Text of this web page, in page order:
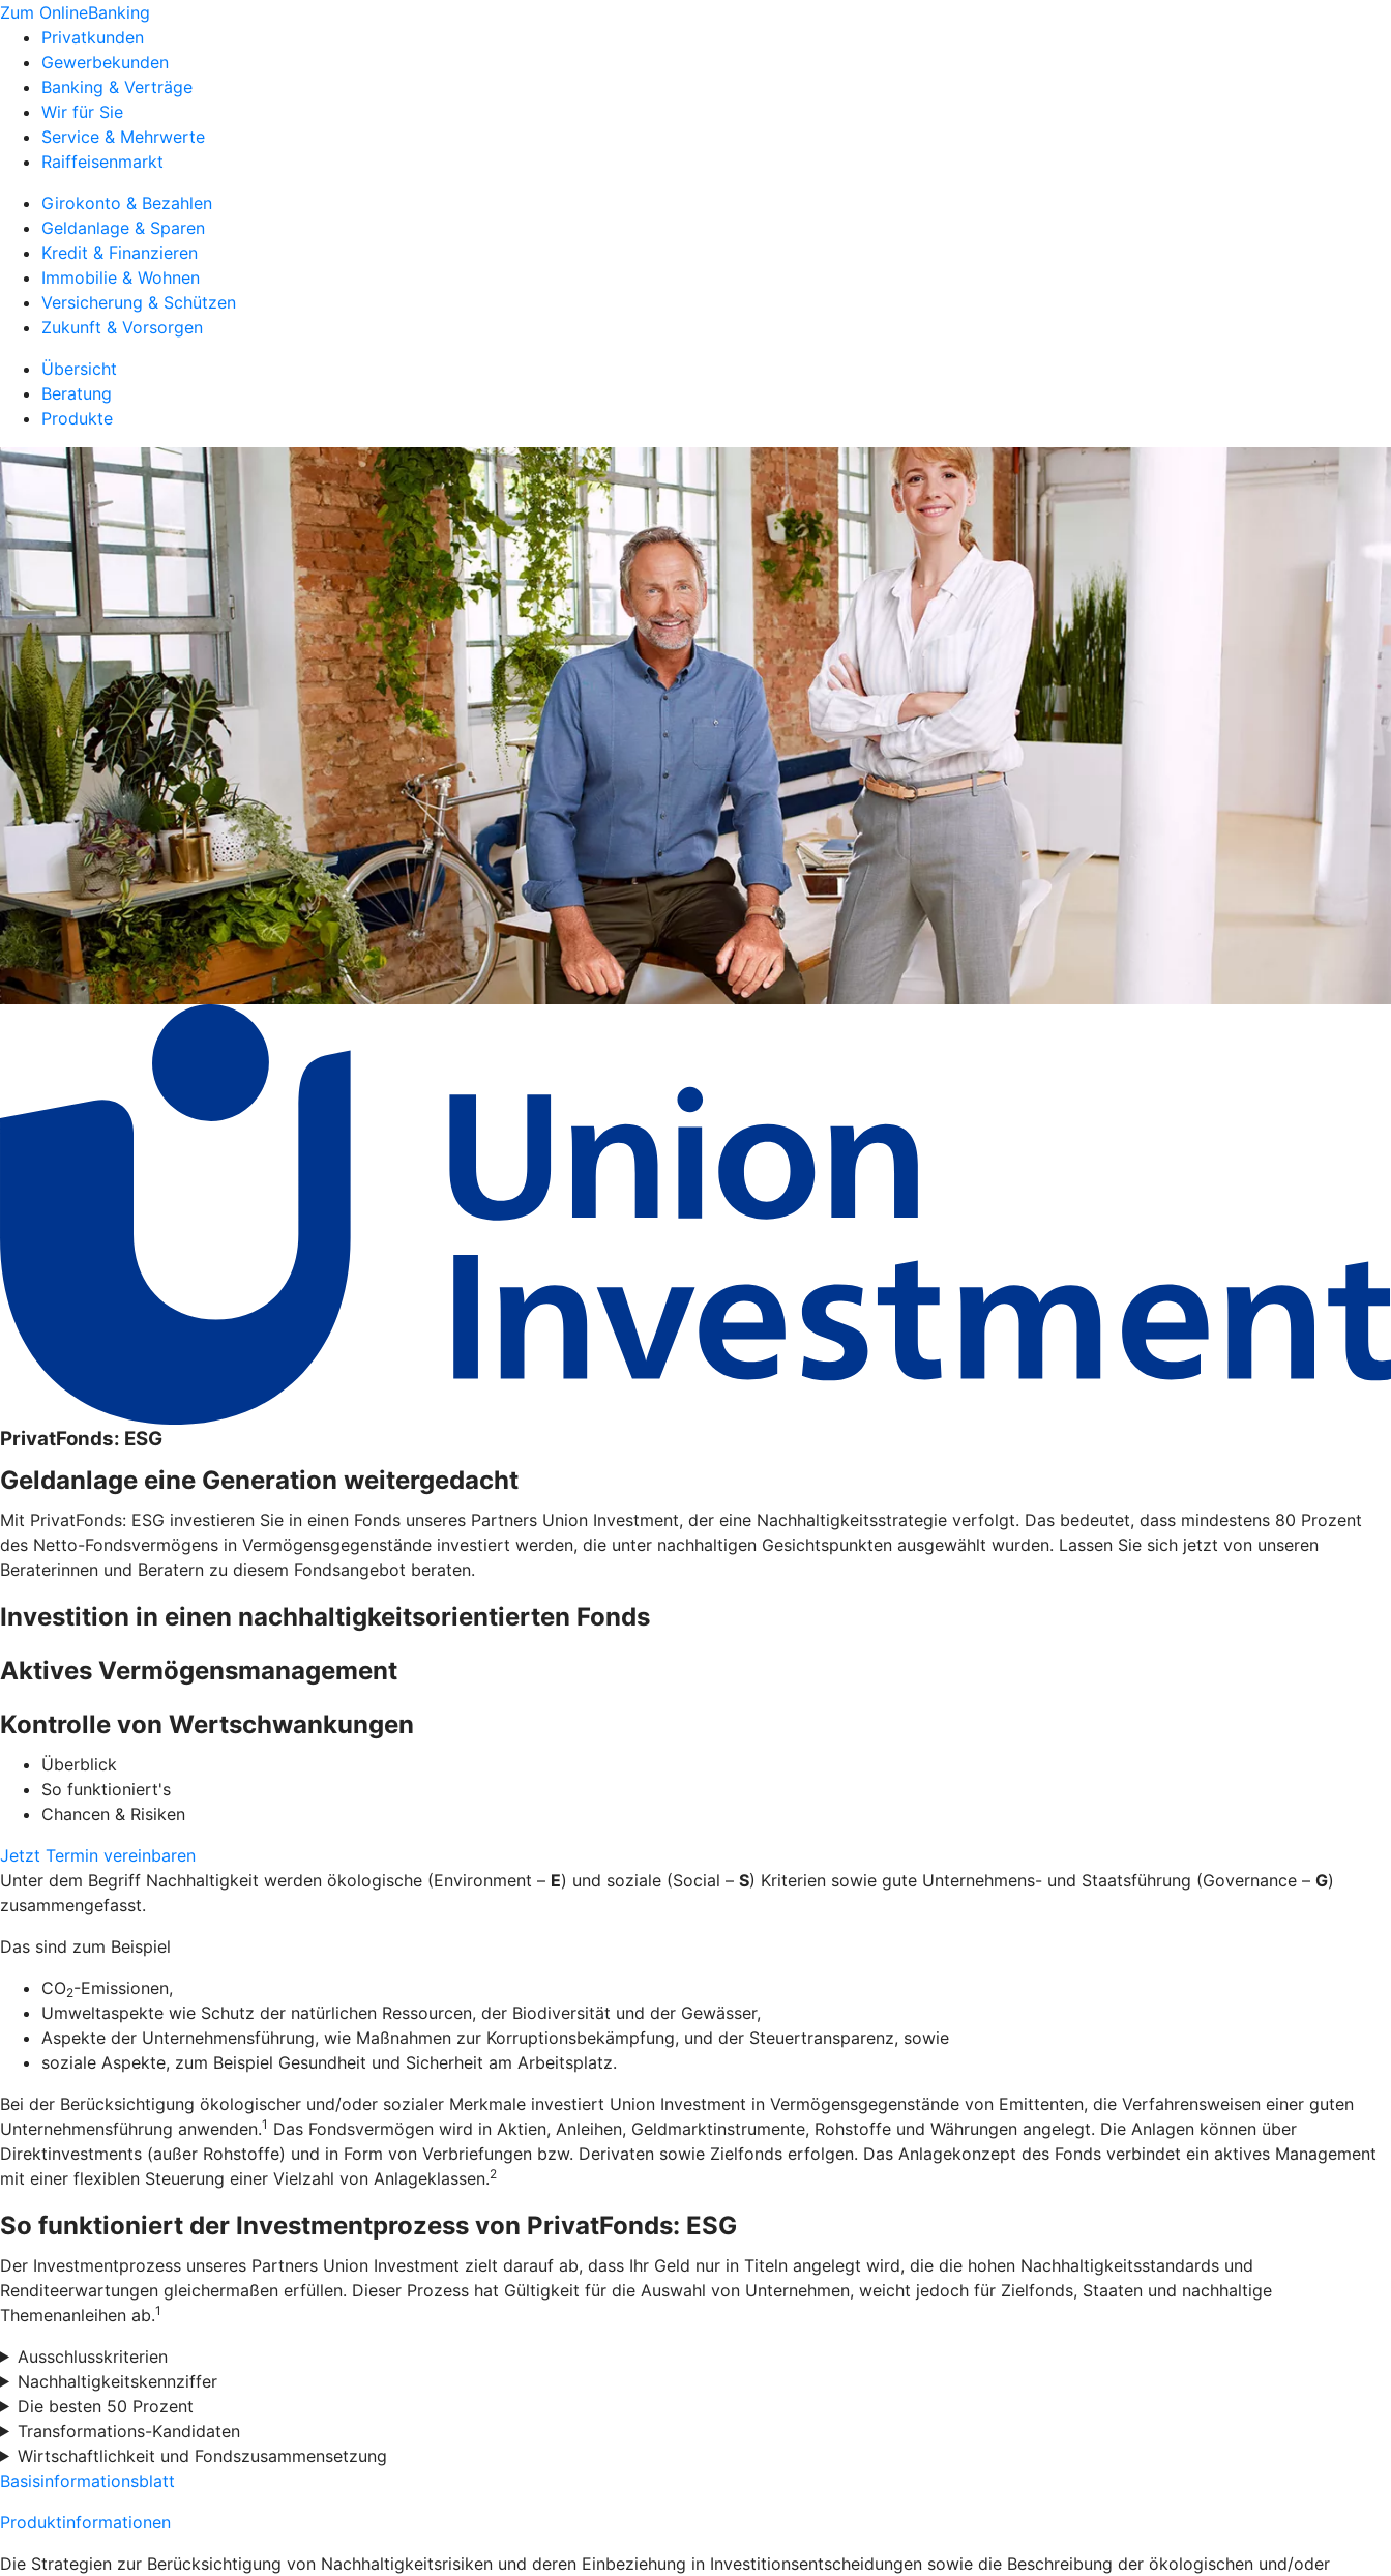
Zum OnlineBanking
Privatkunden
Gewerbekunden
Banking & Verträge
Wir für Sie
Service & Mehrwerte
Raiffeisenmarkt
Girokonto & Bezahlen
Geldanlage & Sparen
Kredit & Finanzieren
Immobilie & Wohnen
Versicherung & Schützen
Zukunft & Vorsorgen
Übersicht
Beratung
Produkte
PrivatFonds: ESG
Geldanlage eine Generation weitergedacht
Mit PrivatFonds: ESG investieren Sie in einen Fonds unseres Partners Union Investment, der eine Nachhaltigkeitsstrategie verfolgt. Das bedeutet, dass mindestens 80 Prozent
des Netto-Fondsvermögens in Vermögensgegenstände investiert werden, die unter nachhaltigen Gesichtspunkten ausgewählt wurden. Lassen Sie sich jetzt von unseren
Beraterinnen und Beratern zu diesem Fondsangebot beraten.
Investition in einen nachhaltigkeitsorientierten Fonds
Aktives Vermögensmanagement
Kontrolle von Wertschwankungen
Überblick
So funktioniert's
Chancen & Risiken
Jetzt Termin vereinbaren
Unter dem Begriff Nachhaltigkeit werden ökologische (Environment – E) und soziale (Social – S) Kriterien sowie gute Unternehmens- und Staatsführung (Governance – G)
zusammengefasst.
Das sind zum Beispiel
CO2-Emissionen,
Umweltaspekte wie Schutz der natürlichen Ressourcen, der Biodiversität und der Gewässer,
Aspekte der Unternehmensführung, wie Maßnahmen zur Korruptionsbekämpfung, und der Steuertransparenz, sowie
soziale Aspekte, zum Beispiel Gesundheit und Sicherheit am Arbeitsplatz.
Bei der Berücksichtigung ökologischer und/oder sozialer Merkmale investiert Union Investment in Vermögensgegenstände von Emittenten, die Verfahrensweisen einer guten
Unternehmensführung anwenden.1 Das Fondsvermögen wird in Aktien, Anleihen, Geldmarktinstrumente, Rohstoffe und Währungen angelegt. Die Anlagen können über
Direktinvestments (außer Rohstoffe) und in Form von Verbriefungen bzw. Derivaten sowie Zielfonds erfolgen. Das Anlagekonzept des Fonds verbindet ein aktives Management
mit einer flexiblen Steuerung einer Vielzahl von Anlageklassen.2
So funktioniert der Investmentprozess von PrivatFonds: ESG
Der Investmentprozess unseres Partners Union Investment zielt darauf ab, dass Ihr Geld nur in Titeln angelegt wird, die die hohen Nachhaltigkeitsstandards und
Renditeerwartungen gleichermaßen erfüllen. Dieser Prozess hat Gültigkeit für die Auswahl von Unternehmen, weicht jedoch für Zielfonds, Staaten und nachhaltige
Themenanleihen ab.1
Ausschlusskriterien
Nachhaltigkeitskennziffer
Die besten 50 Prozent
Transformations-Kandidaten
Wirtschaftlichkeit und Fondszusammensetzung
Basisinformationsblatt
Produktinformationen
Die Strategien zur Berücksichtigung von Nachhaltigkeitsrisiken und deren Einbeziehung in Investitionsentscheidungen sowie die Beschreibung der ökologischen und/oder